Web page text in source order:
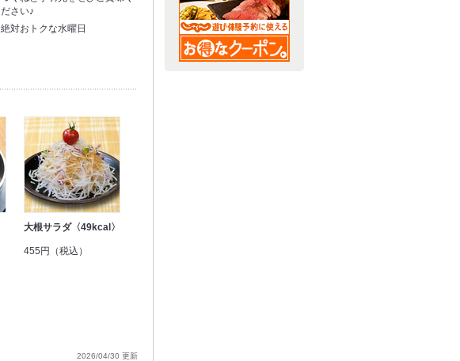
ださい♪
絶対おトクな水曜日
大根サラダ〈49kcal〉
455円（税込）
2026/04/30 更新